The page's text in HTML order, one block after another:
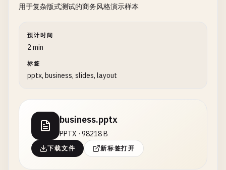
用于复杂版式测试的商务风格演示样本
预计时间
2 min
标签
pptx, business, slides, layout
business.pptx
PPTX · 98218 B
下载文件 新标签打开